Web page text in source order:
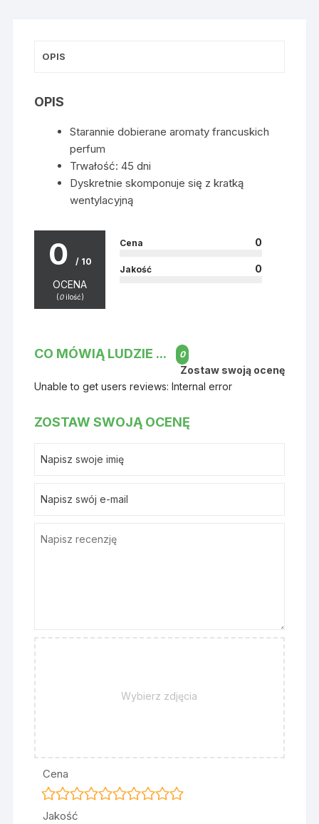
OPIS
OPIS
Starannie dobierane aromaty francuskich
perfum
Trwałość: 45 dni
Dyskretnie skomponuje się z kratką
wentylacyjną
0 / 10
OCENA
(0ilość)
Cena 0
Jakość 0
CO MÓWIĄ LUDZIE ... 0
Zostaw swoją ocenę
Unable to get users reviews: Internal error
ZOSTAW SWOJĄ OCENĘ
Wybierz zdjęcia
Cena
Jakość